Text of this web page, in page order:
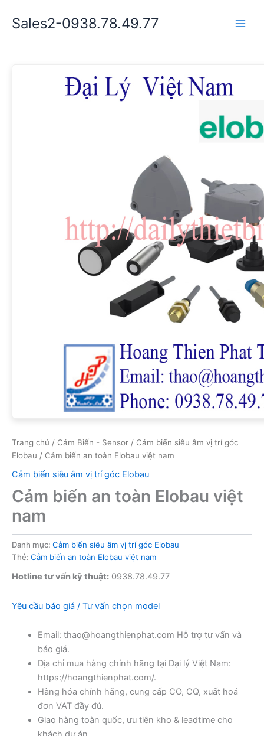
dung
Sales2-0938.78.49.77
Trang chủ / Cảm Biến - Sensor / Cảm biến siêu âm vị trí góc
Elobau / Cảm biến an toàn Elobau việt nam
Cảm biến siêu âm vị trí góc Elobau
Cảm biến an toàn Elobau việt
nam
Danh mục: Cảm biến siêu âm vị trí góc Elobau
Thẻ: Cảm biến an toàn Elobau việt nam
Hotline tư vấn kỹ thuật: 0938.78.49.77
Yêu cầu báo giá / Tư vấn chọn model
Email: thao@hoangthienphat.com Hỗ trợ tư vấn và
báo giá.
Địa chỉ mua hàng chính hãng tại Đại lý Việt Nam:
https://hoangthienphat.com/.
Hàng hóa chính hãng, cung cấp CO, CQ, xuất hoá
đơn VAT đầy đủ.
Giao hàng toàn quốc, ưu tiên kho & leadtime cho